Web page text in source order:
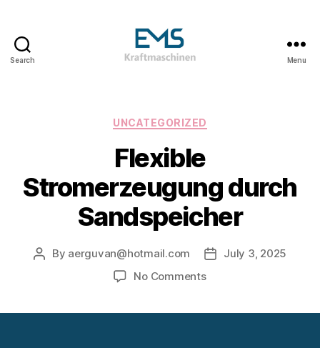
Search
&
Anlagen
&
Holzvergasungsanlagen
Menu
Categories
UNCATEGORIZED
Flexible
Stromerzeugung durch
Sandspeicher
Post
By aerguvan@hotmail.com
PostJuly 3, 2025
No Commentson